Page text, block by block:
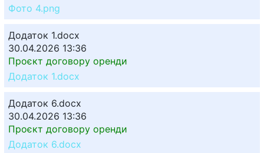
Фото 4.png
Додаток 1.docx
30.04.2026 13:36
Проєкт договору оренди
Додаток 1.docx
Додаток 6.docx
30.04.2026 13:36
Проєкт договору оренди
Додаток 6.docx